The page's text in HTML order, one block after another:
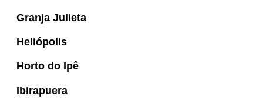
Granja Julieta
Heliópolis
Horto do Ipê
Ibirapuera